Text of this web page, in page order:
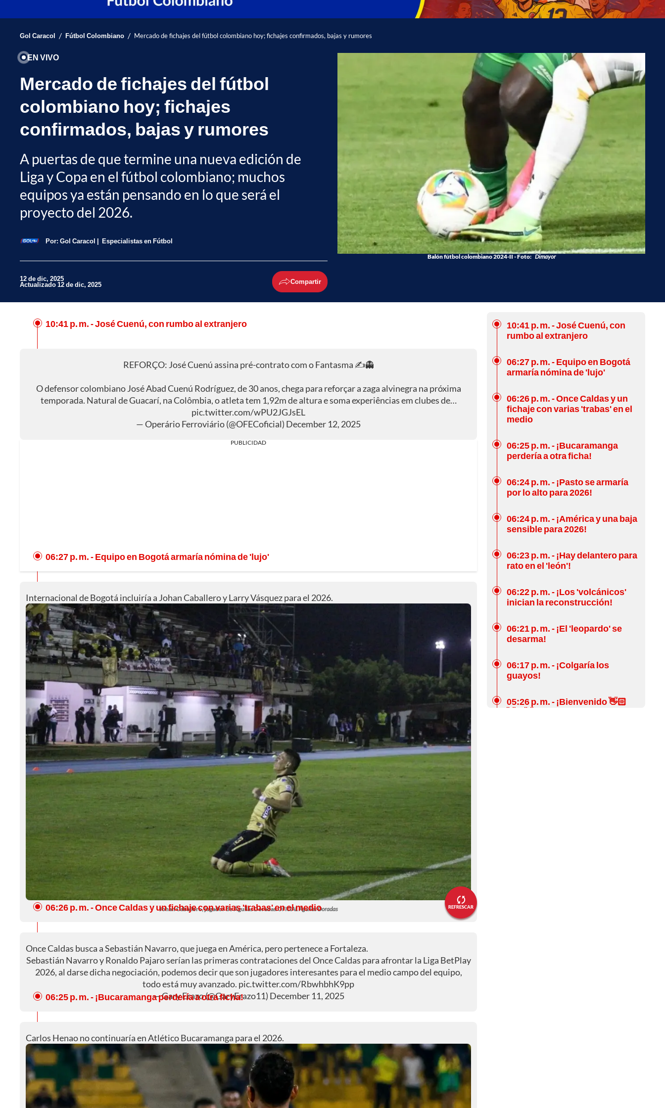
Gol Caracol / Fútbol Colombiano / Mercado de fichajes del fútbol colombiano hoy; fichajes confirmados, bajas y rumores
EN VIVO
Mercado de fichajes del fútbol
colombiano hoy; fichajes
confirmados, bajas y rumores
A puertas de que termine una nueva edición de
Liga y Copa en el fútbol colombiano; muchos
equipos ya están pensando en lo que será el
proyecto del 2026.
Por: Gol Caracol Especialistas en Fútbol
12 de dic, 2025
Actualizado 12 de dic, 2025 Compartir
Whatsapp
Balón fútbol colombiano 2024-II - Foto: Dimayor
REFRESCAR
10:41 p. m.- José Cuenú, con rumbo al extranjero
REFORÇO: José Cuenú assina pré-contrato com o Fantasma ✍️👻
O defensor colombiano José Abad Cuenú Rodríguez, de 30 anos, chega para reforçar a zaga alvinegra na próxima
temporada. Natural de Guacarí, na Colômbia, o atleta tem 1,92m de altura e soma experiências em clubes de…
pic.twitter.com/wPU2JGJsEL
— Operário Ferroviário (@OFECoficial) December 12, 2025
PUBLICIDAD
06:27 p. m.- Equipo en Bogotá armaría nómina de 'lujo'
Internacional de Bogotá incluiría a Johan Caballero y Larry Vásquez para el 2026.
Johan Caballero, jugador de Águilas Doradas.OFICIAL Águilas Doradas
06:26 p. m.- Once Caldas y un fichaje con varias 'trabas' en el medio
Once Caldas busca a Sebastián Navarro, que juega en América, pero pertenece a Fortaleza.
Sebastián Navarro y Ronaldo Pajaro serían las primeras contrataciones del Once Caldas para afrontar la Liga BetPlay
2026, al darse dicha negociación, podemos decir que son jugadores interesantes para el medio campo del equipo,
todo está muy avanzado. pic.twitter.com/RbwhbhK9pp
— Gary Erazo (@GaryErazo11) December 11, 2025
06:25 p. m.- ¡Bucaramanga perdería a otra ficha!
Carlos Henao no continuaría en Atlético Bucaramanga para el 2026.
10:41 p. m.- José Cuenú, con
rumbo al extranjero
06:27 p. m.- Equipo en Bogotá
armaría nómina de 'lujo'
06:26 p. m.- Once Caldas y un
fichaje con varias 'trabas' en el
medio
06:25 p. m.- ¡Bucaramanga
perdería a otra ficha!
06:24 p. m.- ¡Pasto se armaría
por lo alto para 2026!
06:24 p. m.- ¡América y una baja
sensible para 2026!
06:23 p. m.- ¡Hay delantero para
rato en el 'león'!
06:22 p. m.- ¡Los 'volcánicos'
inician la reconstrucción!
06:21 p. m.- ¡El 'leopardo' se
desarma!
06:17 p. m.- ¡Colgaría los
guayos!
05:26 p. m.- ¡Bienvenido 👋🏻